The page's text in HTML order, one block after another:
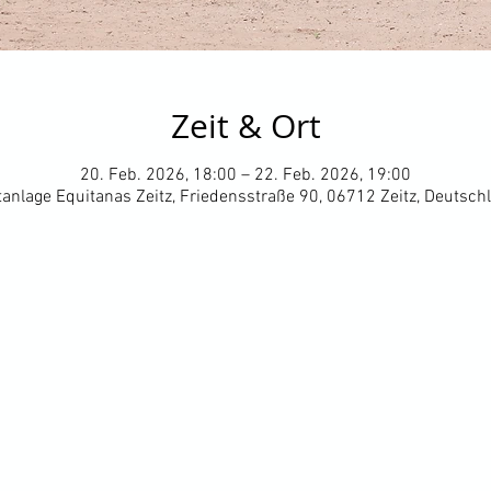
Zeit & Ort
20. Feb. 2026, 18:00 – 22. Feb. 2026, 19:00
Equitanas Zeitz, Friedensstraße 90, 06712 Zeitz,